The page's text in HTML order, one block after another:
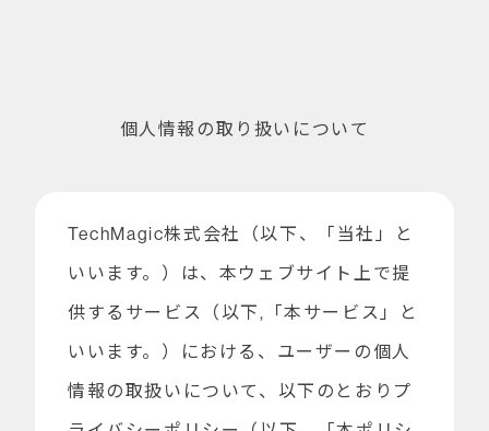
個人情報の取り扱いについて
TechMagic株式会社（以下、「当社」と
いいます。）は、本ウェブサイト上で提
供するサービス（以下,「本サービス」と
いいます。）における、ユーザーの個人
情報の取扱いについて、以下のとおりプ